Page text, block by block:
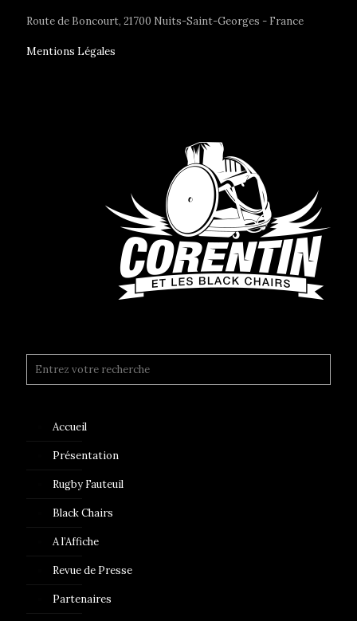
Route de Boncourt, 21700 Nuits-Saint-Georges - France
Mentions Légales
Accueil
Présentation
Rugby Fauteuil
Black Chairs
A l’Affiche
Revue de Presse
Partenaires